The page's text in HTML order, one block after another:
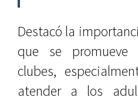
Destacó la
que se promueve
clubes,
atender a los